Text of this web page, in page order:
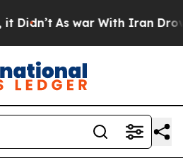
As war With Iran Drove oil